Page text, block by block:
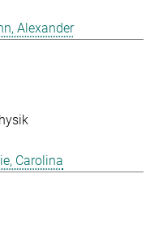
Alexander
Carolina